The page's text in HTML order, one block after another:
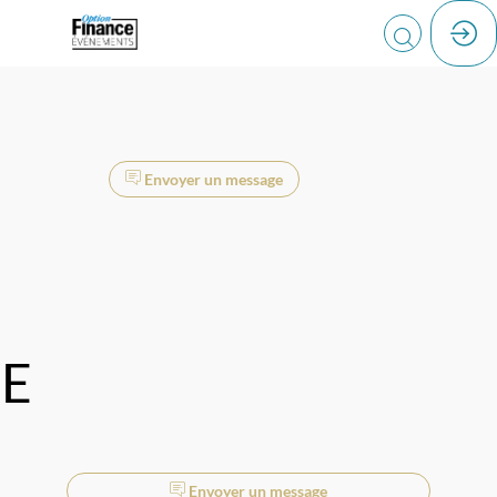
Envoyer un message
Envoyer un message